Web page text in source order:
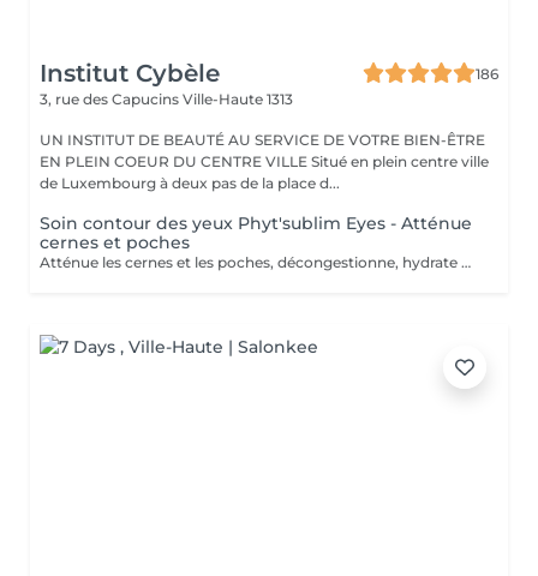
Institut Cybèle
186
3, rue des Capucins Ville-Haute 1313
UN INSTITUT DE BEAUTÉ AU SERVICE DE VOTRE BIEN-ÊTRE
EN PLEIN COEUR DU CENTRE VILLE Situé en plein centre ville
de Luxembourg à deux pas de la place d...
Soin contour des yeux Phyt'sublim Eyes - Atténue
cernes et poches
Atténue les cernes et les poches, décongestionne, hydrate Avec le soin contour des yeux certifié bio Phyt'Sublim Eyes, découvrez toute l'expertise professionnelle de Phyt's rien que pour vos yeux. Constitué de 8 étapes, qui s'enchaînent au rythme des manuvres décongestionnantes et drainantes, il conjugue parfaitement soin et détente. Sérum bio concentré d'actifs, baume fondant stimulant, masque peel-off défroissant et émulsion légère défatigante Immédiatement, décongestionné et dynamisé. Convient pour : Tous types de peaux